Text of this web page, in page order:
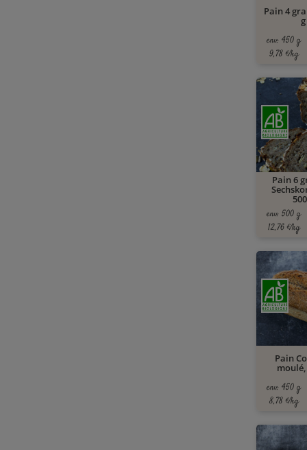
Pain 4
g
env. 450 g
9,78 €/kg
Pain 6
env. 500 g
12,76 €/kg
Pain
moulé,
env. 450 g
8,78 €/kg